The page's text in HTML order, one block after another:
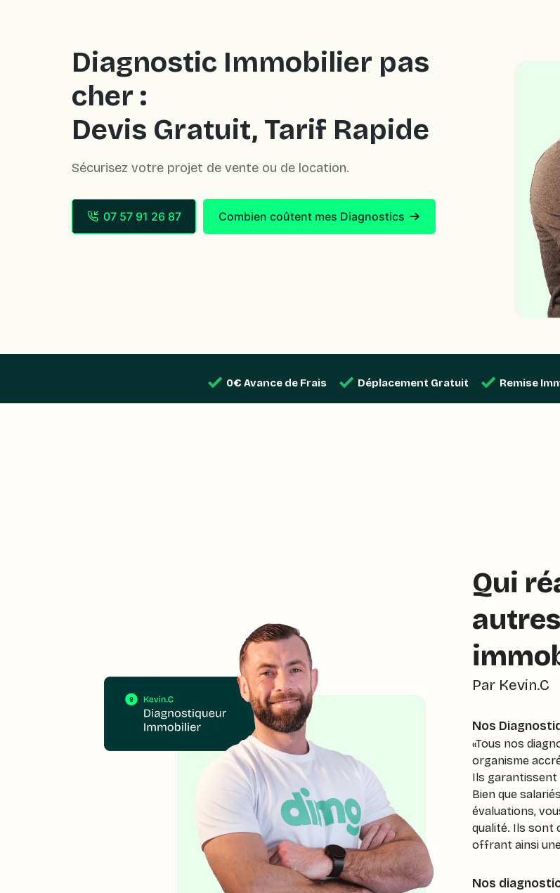
Diagnostic Immobilier pas
cher :
Devis Gratuit, Tarif Rapide
Sécurisez votre projet de vente ou de location.
07 57 91 26 87 Combien coûtent mes Diagnostics
0€ Avance de Frais Déplacement Gratuit Remise
Qui
Par Kevin.C
Nos
«Tous nos
organisme
Ils garantissent
Bien que
évaluations,
qualité. Ils sont
offrant ainsi
Nos